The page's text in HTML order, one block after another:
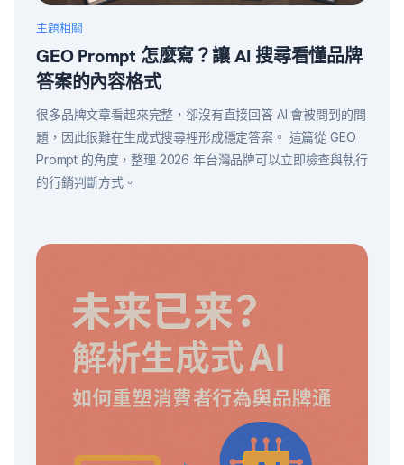
主題相關
GEO Prompt 怎麼寫？讓 AI 搜尋看懂品牌
答案的內容格式
很多品牌文章看起來完整，卻沒有直接回答 AI 會被問到的問
題，因此很難在生成式搜尋裡形成穩定答案。 這篇從 GEO
Prompt 的角度，整理 2026 年台灣品牌可以立即檢查與執行
的行銷判斷方式。